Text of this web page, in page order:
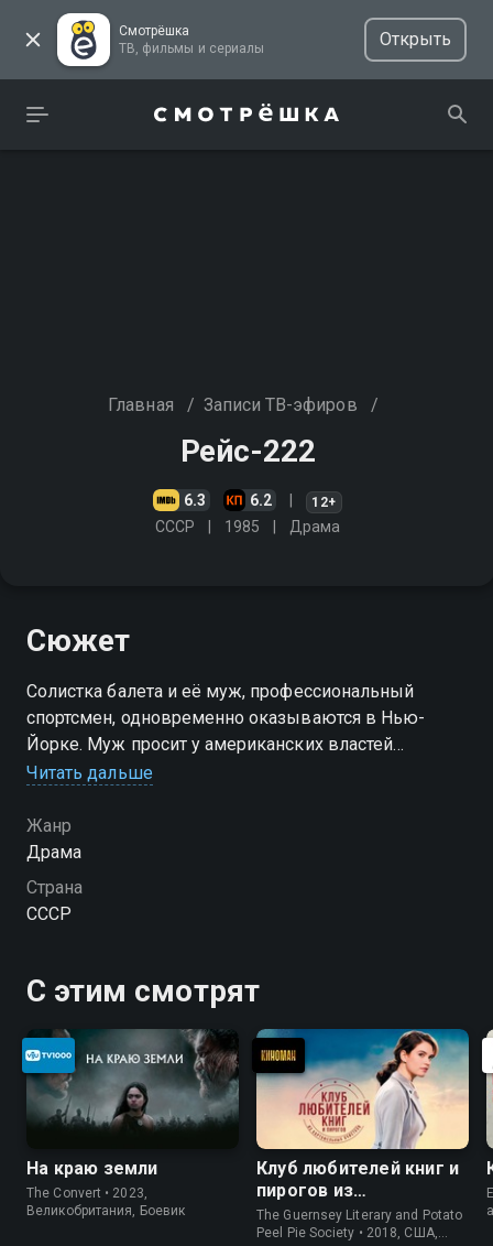
Смотрёшка
ТВ, фильмы и сериалы
Открыть
Главная / Записи ТВ-эфиров /
Рейс-222
6.3 6.2 12+
СССР 1985 Драма
Сюжет
Солистка балета и её муж, профессиональный
спортсмен, одновременно оказываются в Нью-
Йорке. Муж просит у американских властей
политического убежища. Своим поступком он
или остаться с мужем
Читать дальше
Жанр
Драма
Страна
СССР
С этим смотрят
На краю земли
The Convert • 2023,
Великобритания, Боевик
Клуб любителей книг и
пирогов из
картофельных
очистков
The Guernsey Literary and Potato
Peel Pie Society • 2018, США,